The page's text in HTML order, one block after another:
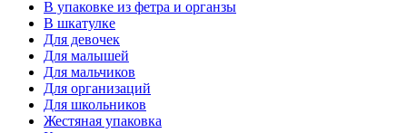
В упаковке из фетра и органзы
В шкатулке
Для девочек
Для малышей
Для мальчиков
Для организаций
Для школьников
Жестяная упаковка